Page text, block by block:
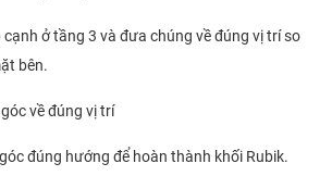
cạnh ở tầng 3 và đưa chúng về đúng vị trí so
bên.
về đúng vị trí
đúng hướng để hoàn thành khối Rubik.